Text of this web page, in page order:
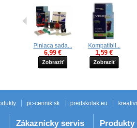
Plniaca sada...
6,99 €
Zobraziť
Kompatibil...
1,59 €
Zobraziť
pc-cennik.sk predskolak.eu
Zákaznícky servis Produkty